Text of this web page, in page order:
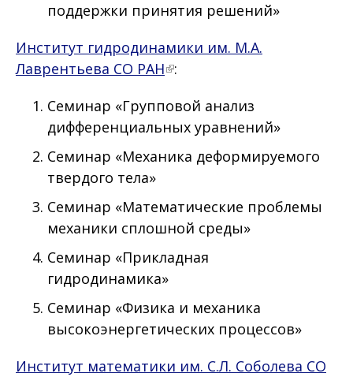
поддержки принятия решений»
Институт гидродинамики им. М.А.
Лаврентьева СО РАН :
Семинар «Групповой анализ
дифференциальных уравнений»
Семинар «Механика деформируемого
твердого тела»
Семинар «Математические проблемы
механики сплошной среды»
Семинар «Прикладная
гидродинамика»
Семинар «Физика и механика
высокоэнергетических процессов»
Институт математики им. С.Л. Соболева СО